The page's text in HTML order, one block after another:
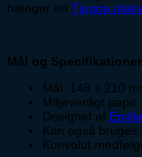
hænger en Tjugga
Mål og
Mål: 148 x 210
Miljøvenligt papir
Designet af
Kan også
Konvolut